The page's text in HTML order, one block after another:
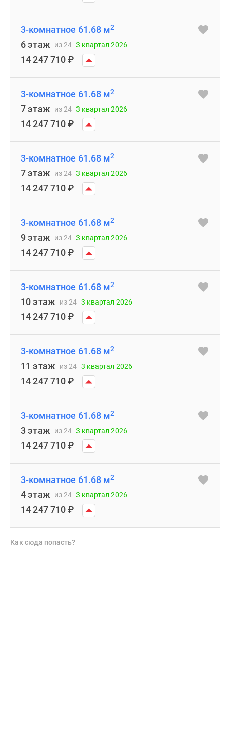
3-комнатное 61.68 м2
6 этаж из 24 3 квартал 2026
14 247 710₽
3-комнатное 61.68 м2
7 этаж из 24 3 квартал 2026
14 247 710₽
3-комнатное 61.68 м2
7 этаж из 24 3 квартал 2026
14 247 710₽
3-комнатное 61.68 м2
9 этаж из 24 3 квартал 2026
14 247 710₽
3-комнатное 61.68 м2
10 этаж из 24 3 квартал 2026
14 247 710₽
3-комнатное 61.68 м2
11 этаж из 24 3 квартал 2026
14 247 710₽
3-комнатное 61.68 м2
3 этаж из 24 3 квартал 2026
14 247 710₽
3-комнатное 61.68 м2
4 этаж из 24 3 квартал 2026
14 247 710₽
Как сюда попасть?